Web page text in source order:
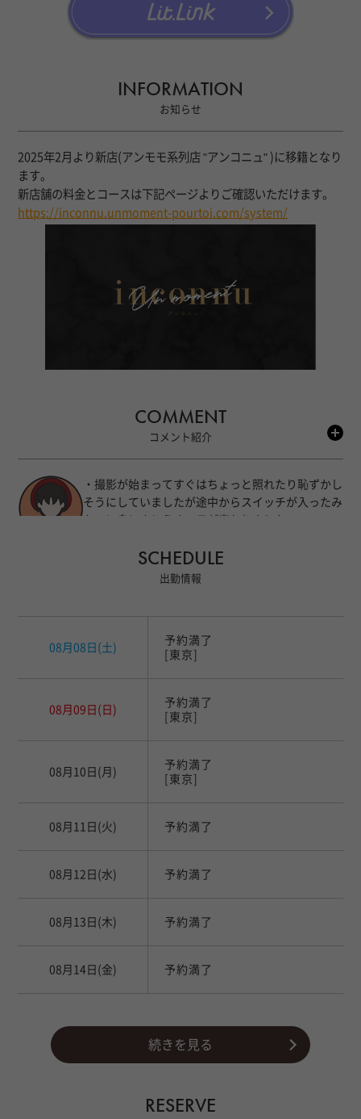
INFORMATION
お知らせ
2025年2月より新店(アンモモ系列店 "アンコニュ" )に移籍となり
ます。
新店舗の料金とコースは下記ページよりご確認いただけます。
https://inconnu.unmoment-pourtoi.com/system/
COMMENT
コメント紹介
・撮影が始まってすぐはちょっと照れたり恥ずかし
そうにしていましたが途中からスイッチが入ったみ
たいに身にまとうオーラが変わりました。
い表情や角度、視線をよく分かってらっしゃると思
しょうか。
運転や撮影場所の選定はほとんどいつも山上さんが
してくれています。
山上さんが見守っているからお店の人たちも安心し
て撮影にのぞめるのかなと思います。
SCHEDULE
出勤情報
08月08日 (土)
予約満了
[東京]
08月09日 (日)
予約満了
[東京]
08月10日 (月)
予約満了
[東京]
08月11日 (火) 予約満了
08月12日 (水) 予約満了
08月13日 (木) 予約満了
08月14日 (金) 予約満了
続きを見る
RESERVE